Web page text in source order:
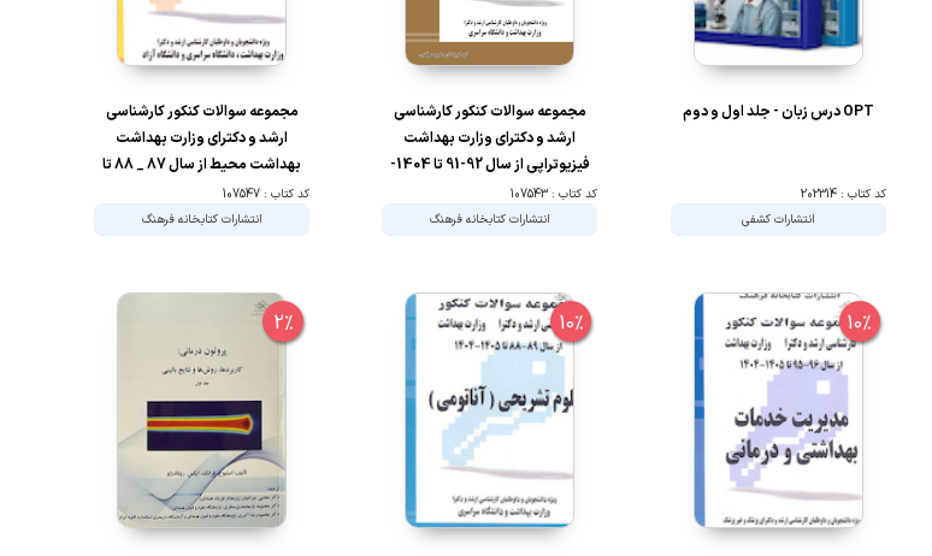
OPT درس زبان - جلد اول و دوم
کد کتاب : 202314
انتشارات کشفی
مجموعه سوالات کنکور کارشناسی
ارشد و دکترای وزارت بهداشت
فیزیوتراپی از سال 92-91 تا 1404-
1403 جلد2
کد کتاب : 107543
انتشارات کتابخانه فرهنگ
مجموعه سوالات کنکور کارشناسی
ارشد و دکترای وزارت بهداشت
بهداشت محیط از سال 87 _ 88 تا
1405 _ 1404
کد کتاب : 107547
انتشارات کتابخانه فرهنگ
10%
10%
2%